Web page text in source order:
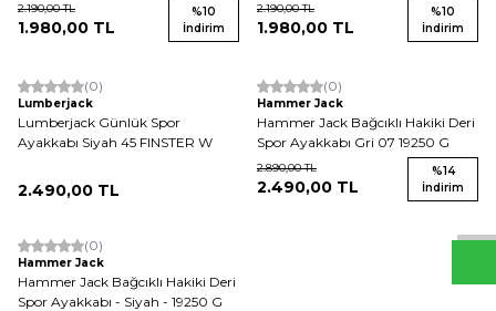
W
h
t
s
a
p
p
D
e
s
e
H
a
t
t
2.190,00TL
1.980,00 TL
%10
İndirim
2.190,00TL
1.980,00 TL
%10
İndirim
(0)
Lumberjack
Lumberjack Günlük Spor
Ayakkabı Siyah 45 FINSTER W
2.490,00 TL
(0)
Hammer Jack
Hammer Jack Bağcıklı Hakiki Deri
Spor Ayakkabı Gri 07 19250 G
2.890,00TL
2.490,00 TL
%14
İndirim
Yeni (0)
Hammer Jack
Hammer Jack Bağcıklı Hakiki Deri
Spor Ayakkabı - Siyah - 19250 G